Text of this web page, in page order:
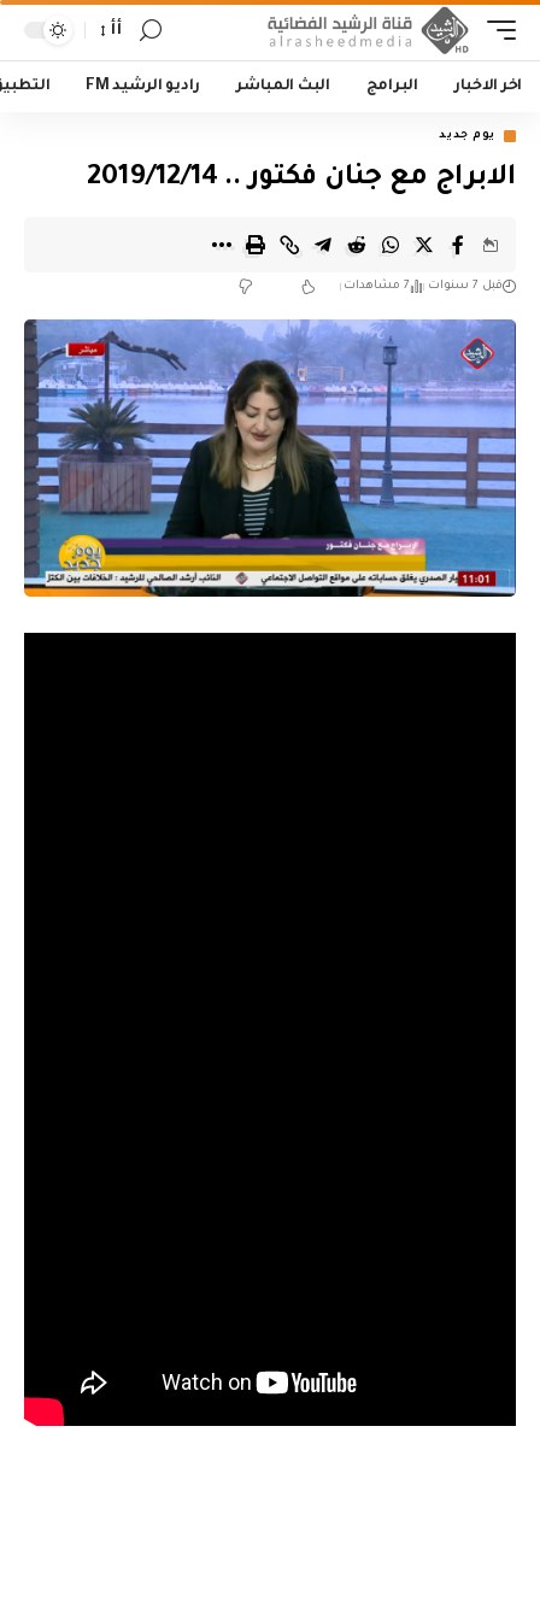
أأ
اخر الاخبار البرامج البث المباشر راديو الرشيد FM
يوم جديد
الابراج مع جنان فكتور .. 2019/12/14
قبل 7 سنوات 7 مشاهدات